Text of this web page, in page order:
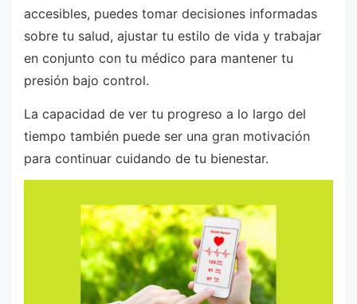
accesibles, puedes tomar decisiones informadas
sobre tu salud, ajustar tu estilo de vida y trabajar
en conjunto con tu médico para mantener tu
presión bajo control.
La capacidad de ver tu progreso a lo largo del
tiempo también puede ser una gran motivación
para continuar cuidando de tu bienestar.